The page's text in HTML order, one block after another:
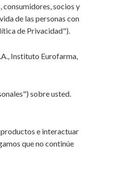
consumidores, socios y
de las personas con
de Privacidad").
Instituto Eurofarma,
sobre usted.
e interactuar
que no continúe